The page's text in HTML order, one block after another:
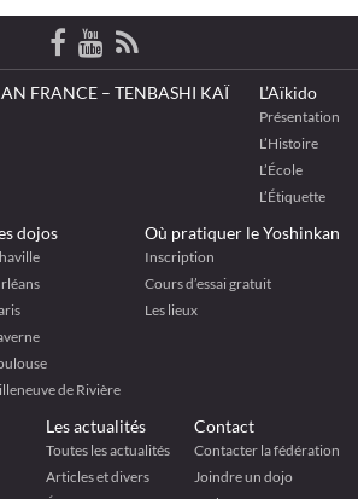
FRANCE – TENBASHI KAÏ L’Aïkido
Présentation
L’Histoire
L’École
L’Étiquette
dojos
de Rivière
Où pratiquer le Yoshinkan
Inscription
Cours d’essai gratuit
Les lieux
Les actualités
Toutes les actualités
Articles et divers
Contact
Contacter la fédération
Joindre un dojo